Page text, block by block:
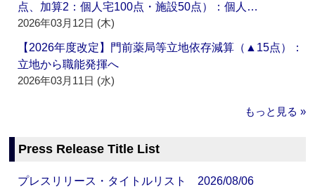
点、加算2：個人宅100点・施設50点）：個人…
2026年03月12日 (木)
【2026年度改定】門前薬局等立地依存減算（▲15点）：
立地から職能発揮へ
2026年03月11日 (水)
もっと見る »
Press Release Title List
プレスリリース・タイトルリスト 2026/08/06